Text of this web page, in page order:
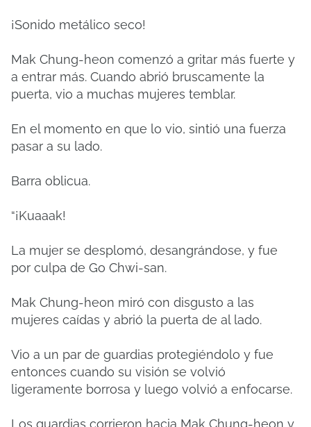
¡Sonido metálico seco!
Mak Chung-heon comenzó a gritar más fuerte y
a entrar más. Cuando abrió bruscamente la
puerta, vio a muchas mujeres temblar.
En el momento en que lo vio, sintió una fuerza
pasar a su lado.
Barra oblicua.
“¡Kuaaak!
La mujer se desplomó, desangrándose, y fue
por culpa de Go Chwi-san.
Mak Chung-heon miró con disgusto a las
mujeres caídas y abrió la puerta de al lado.
Vio a un par de guardias protegiéndolo y fue
entonces cuando su visión se volvió
ligeramente borrosa y luego volvió a enfocarse.
Los guardias corrieron hacia Mak Chung-heon y